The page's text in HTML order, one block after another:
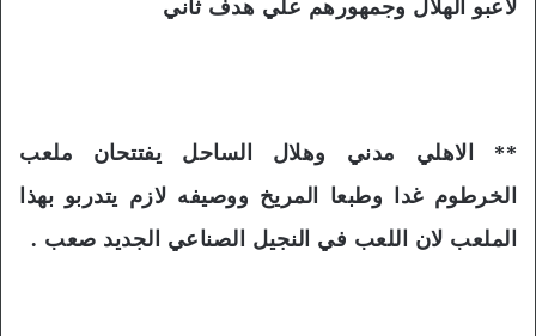
لاعبو الهلال وجمهورهم علي هدف ثاني
** الاهلي مدني وهلال الساحل يفتتحان ملعب
الخرطوم غدا وطبعا المريخ ووصيفه لازم يتدربو بهذا
الملعب لان اللعب في النجيل الصناعي الجديد صعب .